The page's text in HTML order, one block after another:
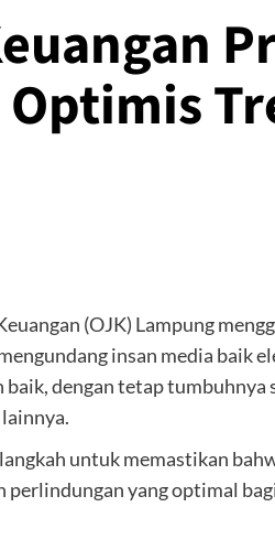
(OJK) Lampung
insan media baik
dengan tetap
untuk memastikan
yang optimal